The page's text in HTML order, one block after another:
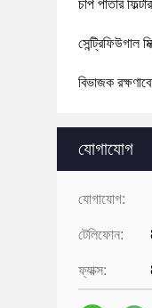
চাপ পাতার ফিল্টার
সেন্ট্রিফিউগাল
বিভাজক
যোগাযোগ
যোগাযোগ:
টেলিফোন:
ফ্যাক্স: